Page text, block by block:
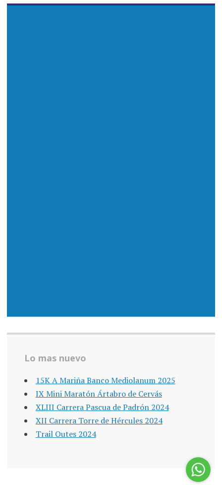
Lo mas nuevo
15K A Mariña Banco Mediolanum 2025
IX Mini Maratón Ártabro de Cervás
XLIII Carrera Pascua de Padrón 2024
XII Carrera Torre de Hércules 2024
Trail Outes 2024